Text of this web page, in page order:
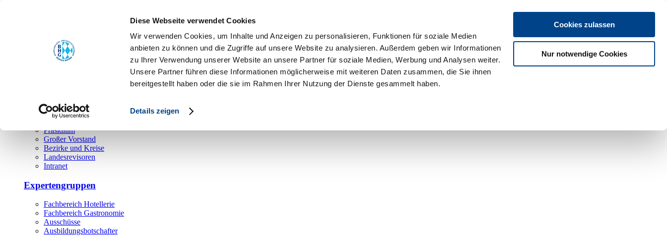
Diese Webseite verwendet Cookies
Wir verwenden Cookies, um Inhalte und Anzeigen zu personalisieren, Funktionen für soziale Medien
anbieten zu können und die Zugriffe auf unsere Website zu analysieren. Außerdem geben wir Informationen
zu Ihrer Verwendung unserer Website an unsere Partner für soziale Medien, Werbung und Analysen weiter.
Unsere Partner führen diese Informationen möglicherweise mit weiteren Daten zusammen, die Sie ihnen
bereitgestellt haben oder die sie im Rahmen Ihrer Nutzung der Dienste gesammelt haben.
Details zeigen
Cookies zulassen
Nur notwendige Cookies
Hauptamt
Bezirks- und Regionalgeschäftsstellen
Ehrenamt
Präsidium
Großer Vorstand
Bezirke und Kreise
Landesrevisoren
Intranet
Expertengruppen
Fachbereich Hotellerie
Fachbereich Gastronomie
Ausschüsse
Ausbildungsbotschafter